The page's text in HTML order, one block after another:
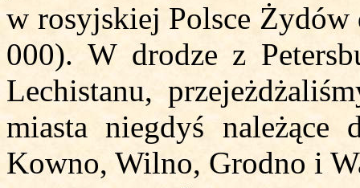
w rosyjskiej Polsce
000). W drodze z
Lechistanu,
miasta niegdyś należące
Kowno, Wilno, Grodno i